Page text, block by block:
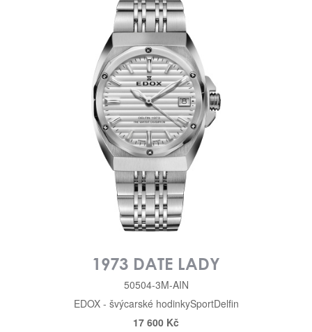
1973 DATE LADY
50504-3M-AIN
EDOX - švýcarské hodinkySportDelfin
17 600 Kč